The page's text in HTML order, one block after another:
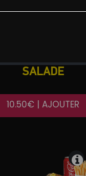
SALADE
10.50€ | AJOUTER